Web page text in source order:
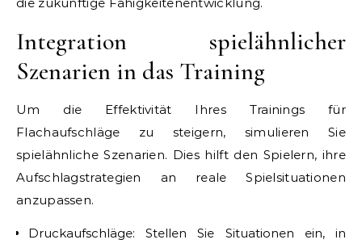
Integration spielähnlicher
Szenarien in das Training
Um die Effektivität Ihres Trainings für
Flachaufschläge zu steigern, simulieren Sie
spielähnliche Szenarien. Dies hilft den Spielern, ihre
Aufschlagstrategien an reale Spielsituationen
anzupassen.
Druckaufschläge: Stellen Sie Situationen ein, in